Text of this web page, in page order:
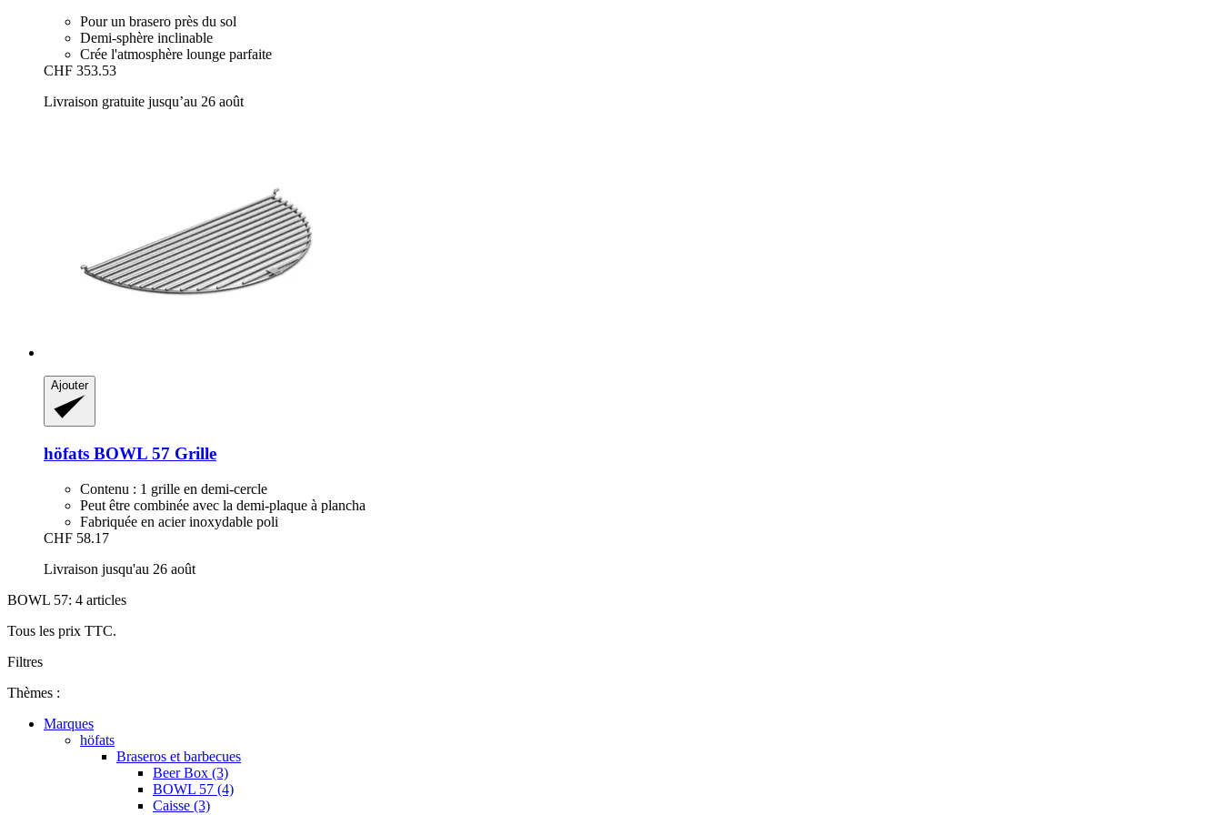
Pour un brasero près du sol
Demi-sphère inclinable
Crée l'atmosphère lounge parfaite
CHF 353.53
Livraison gratuite jusqu’au 26 août
Ajouter
höfats BOWL 57 Grille
Contenu : 1 grille en demi-cercle
Peut être combinée avec la demi-plaque à plancha
Fabriquée en acier inoxydable poli
CHF 58.17
Livraison jusqu'au 26 août
BOWL 57: 4 articles
Tous les prix TTC.
Filtres
Thèmes :
Marques
höfats
Braseros et barbecues
Beer Box (3)
BOWL 57 (4)
Caisse (3)